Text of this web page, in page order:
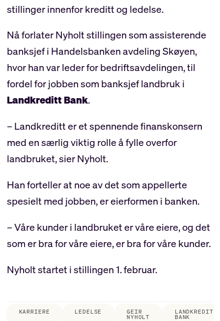
stillinger innenfor kreditt og ledelse.
Nå forlater Nyholt stillingen som assisterende
banksjef i Handelsbanken avdeling Skøyen,
hvor han var leder for bedriftsavdelingen, til
fordel for jobben som banksjef landbruk i
Landkreditt Bank.
– Landkreditt er et spennende finanskonsern
med en særlig viktig rolle å fylle overfor
landbruket, sier Nyholt.
Han forteller at noe av det som appellerte
spesielt med jobben, er eierformen i banken.
– Våre kunder i landbruket er våre eiere, og det
som er bra for våre eiere, er bra for våre kunder.
Nyholt startet i stillingen 1. februar.
KARRIERE LEDELSE GEIR
NYHOLT
LANDKREDITT
BANK